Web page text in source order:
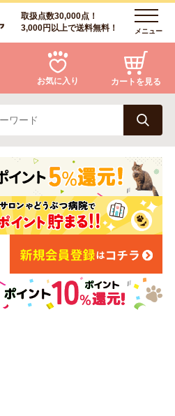
取扱点数30,000点！
3,000円以上で送料無料！
メニュー
猫
アクア・爬虫類・昆虫
キャットフード
服・おさんぽ用品
お気に入り カートを見る
いて